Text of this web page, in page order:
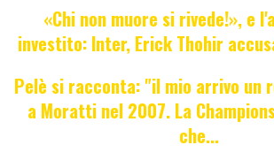
«Chi non muore si rivede!», e
investito: Inter, Erick Thohir
Pelè si racconta: "il mio arrivo un
a Moratti nel 2007. La
che...